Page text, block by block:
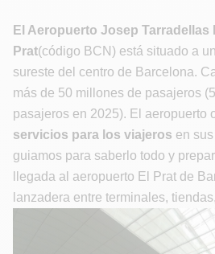
El Aeropuerto Josep Tarradellas
Prat(código BCN) está situado a
sureste del centro de Barcelona.
más de 50 millones de pasajeros
pasajeros en 2025). El aeropuerto
servicios para los viajeros en
guiamos para saberlo todo y
llegada al aeropuerto El Prat de
lanzadera entre terminales,